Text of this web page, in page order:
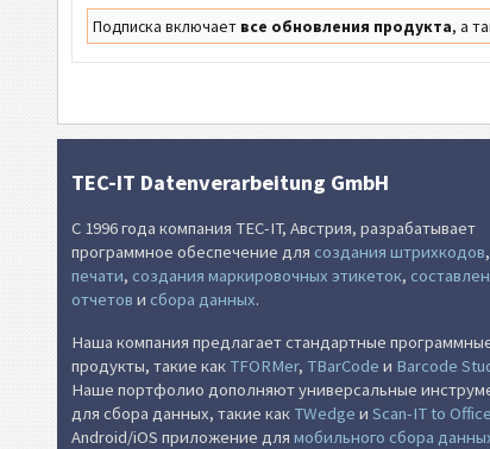
Подписка включает все обновления продукта, а
TEC-IT Datenverarbeitung GmbH
С 1996 года компания TEC-IT, Австрия, разрабатывает
программное обеспечение для создания штрихкодов,
печати, создания маркировочных этикеток,
отчетов и сбора данных.
Наша компания предлагает стандартные
продукты, такие как TFORMer, TBarCode и Barcode
Наше портфолио дополняют универсальные
для сбора данных, такие как TWedge и Scan-IT to Office
Android/iOS приложение для мобильного сбора